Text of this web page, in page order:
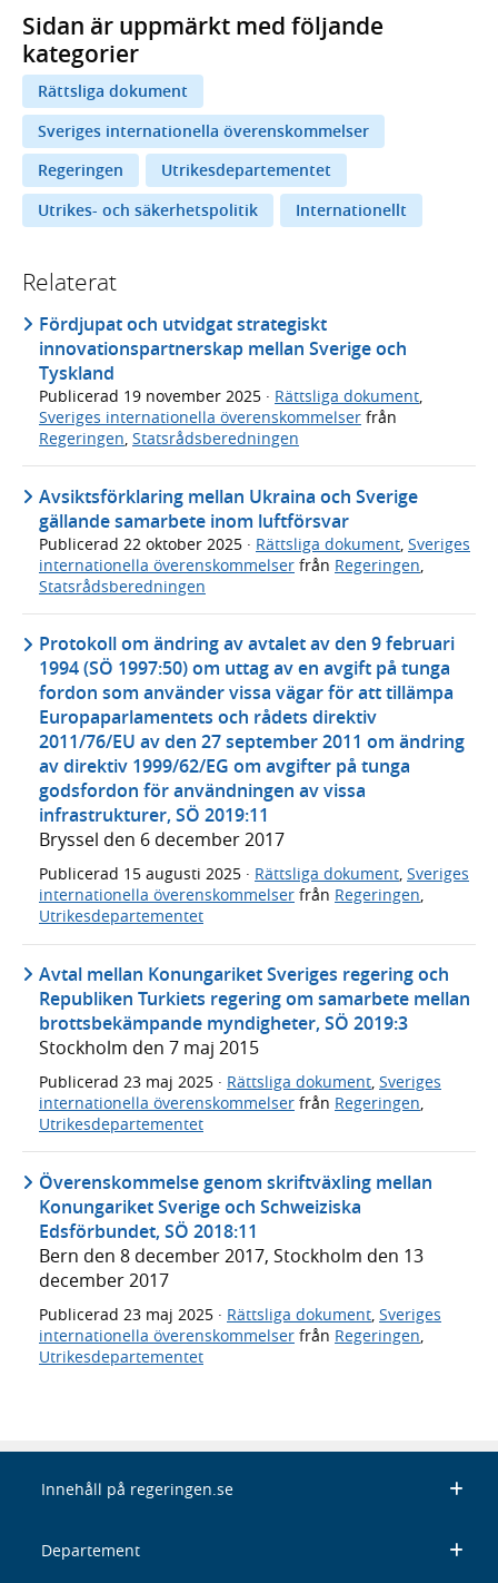
Sidan är uppmärkt med följande
kategorier
Rättsliga dokument
Sveriges internationella överenskommelser
Regeringen
Utrikesdepartementet
Utrikes- och säkerhetspolitik
Internationellt
Relaterat
Fördjupat och utvidgat strategiskt
innovationspartnerskap mellan Sverige och
Tyskland
Publicerad 19 november 2025 · Rättsliga dokument,
Sveriges internationella överenskommelser från
Regeringen, Statsrådsberedningen
Avsiktsförklaring mellan Ukraina och Sverige
gällande samarbete inom luftförsvar
Publicerad 22 oktober 2025 · Rättsliga dokument Sveriges
internationella överenskommelser från Regeringen
Statsrådsberedningen
Protokoll om ändring av avtalet av den 9 februari
1994 (SÖ 1997:50) om uttag av en avgift på tunga
fordon som använder vissa vägar för att tillämpa
Europaparlamentets och rådets direktiv
2011/76/EU av den 27 september 2011 om ändring
av direktiv 1999/62/EG om avgifter på tunga
godsfordon för användningen av vissa
infrastrukturer, SÖ 2019:11
Bryssel den 6 december 2017
Publicerad 15 augusti 2025 · Rättsliga dokument, Sveriges
internationella överenskommelser från Regeringen,
Utrikesdepartementet
Avtal mellan Konungariket Sveriges regering och
Republiken Turkiets regering om samarbete mellan
brottsbekämpande myndigheter, SÖ 2019:3
Stockholm den 7 maj 2015
Publicerad 23 maj 2025 · Rättsliga dokument, Sveriges
internationella överenskommelser från Regeringen,
Utrikesdepartementet
Överenskommelse genom skriftväxling mellan
Konungariket Sverige och Schweiziska
Edsförbundet, SÖ 2018:11
Bern den 8 december 2017, Stockholm den 13
december 2017
Publicerad 23 maj 2025 · Rättsliga dokument Sveriges
internationella överenskommelser från Regeringen
Utrikesdepartementet
Innehåll på regeringen.se
Departement